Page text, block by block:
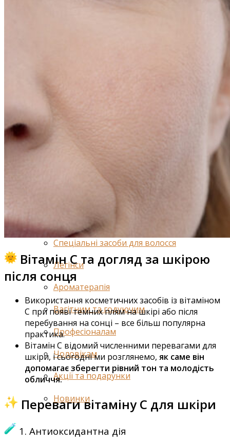
Щоденний догляд за обличчям
Антивіковий догляд для обличчя
Спеціальний догляд для обличчя
Очищення обличчя
Маски для волосся
Шампуні
Спеціальні засоби для волосся
Легінси
Ароматерапія
Вагітним та годуючим
Професіоналам
Чоловікам
Акції та подарунки
Новинки
Вітамін C та догляд за шкірою
після сонця
Використання косметичних засобів із вітаміном
C при появі темних плям на шкірі або після
перебування на сонці – все більш популярна
практика.
Вітамін C відомий численними перевагами для
шкіри, і сьогодні ми розглянемо, як саме він
допомагає зберегти рівний тон та молодість
обличчя.
Переваги вітаміну C для шкіри
1. Антиоксидантна дія